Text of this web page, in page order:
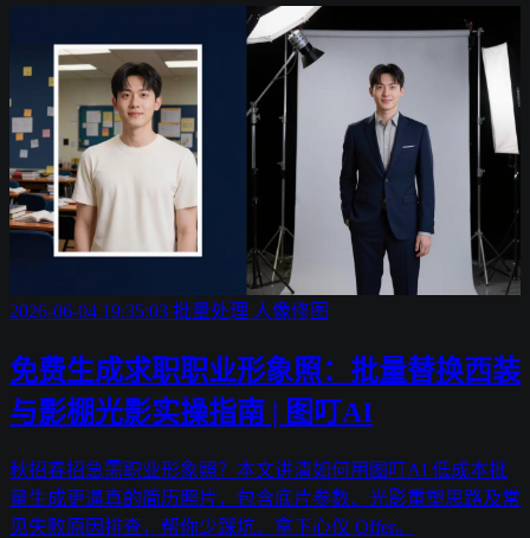
2026-06-04 19:35:03 批量处理 人像修图
免费生成求职职业形象照：批量替换西装
与影棚光影实操指南 | 图叮AI
秋招春招急需职业形象照？本文讲清如何用图叮AI 低成本批
量生成更逼真的简历照片，包含底片参数、光影重塑思路及常
见失败原因排查，帮你少踩坑、拿下心仪 Offer。